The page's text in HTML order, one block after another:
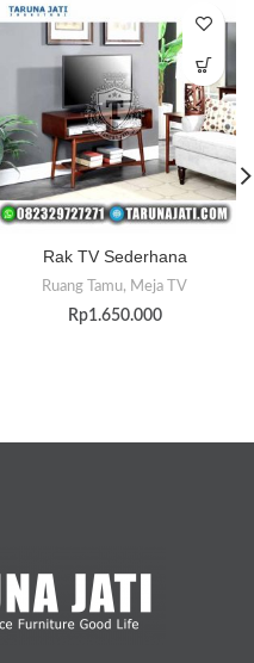
Rak TV Sederhana
Ruang Tamu, Meja TV
Rp1.650.000